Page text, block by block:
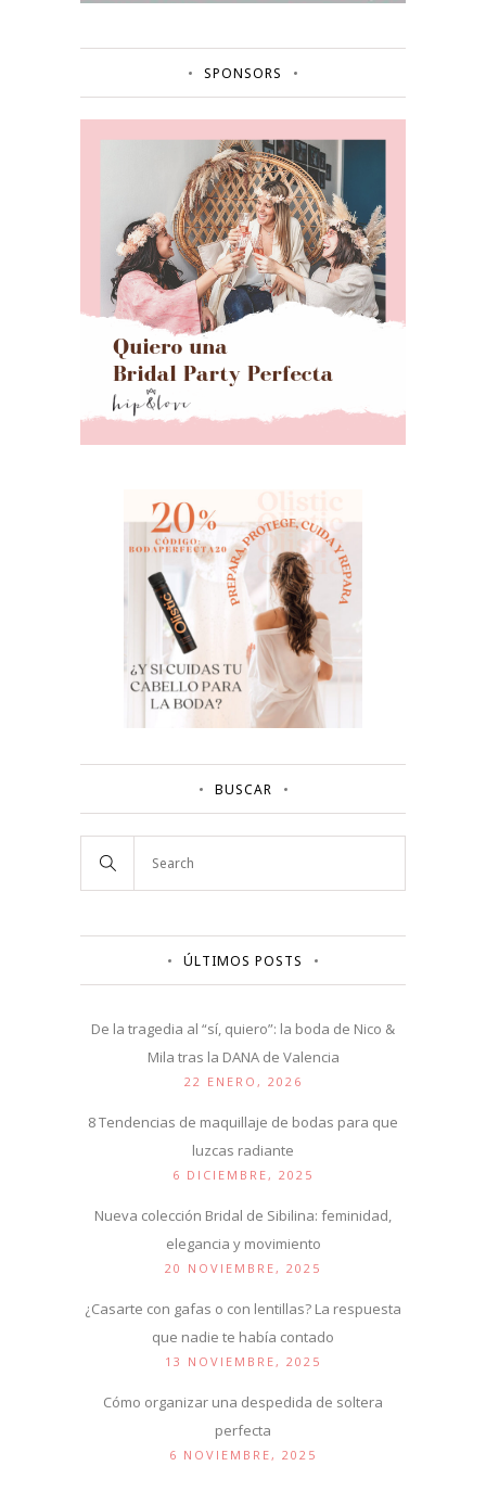
SPONSORS
BUSCAR
ÚLTIMOS POSTS
De la tragedia al “sí, quiero”: la boda de Nico &
Mila tras la DANA de Valencia
22 ENERO, 2026
8 Tendencias de maquillaje de bodas para que
luzcas radiante
6 DICIEMBRE, 2025
Nueva colección Bridal de Sibilina: feminidad,
elegancia y movimiento
20 NOVIEMBRE, 2025
¿Casarte con gafas o con lentillas? La respuesta
que nadie te había contado
13 NOVIEMBRE, 2025
Cómo organizar una despedida de soltera
perfecta
6 NOVIEMBRE, 2025